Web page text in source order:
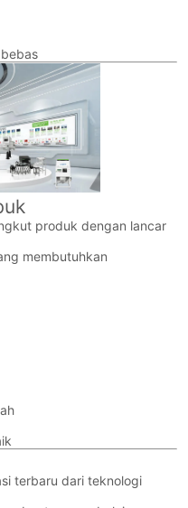
produk dengan lancar
membutuhkan
terbaru dari teknologi